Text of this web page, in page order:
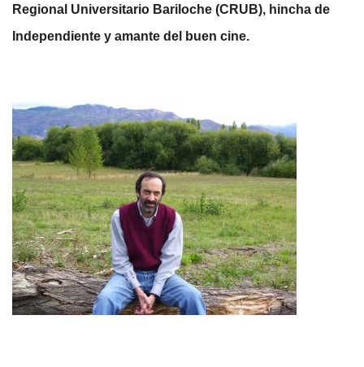
Regional Universitario Bariloche (CRUB), hincha de
Independiente y amante del buen cine.